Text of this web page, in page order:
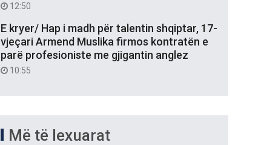
12:50
E kryer/ Hap i madh për talentin shqiptar, 17-
vjeçari Armend Muslika firmos kontratën e
parë profesioniste me gjigantin anglez
10:55
Më të lexuarat